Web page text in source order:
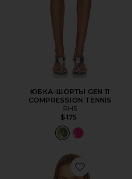
ЮБКА-ШОРТЫ GEN 11
COMPRESSION TENNIS
PH5
$175
Favorite ТОП-